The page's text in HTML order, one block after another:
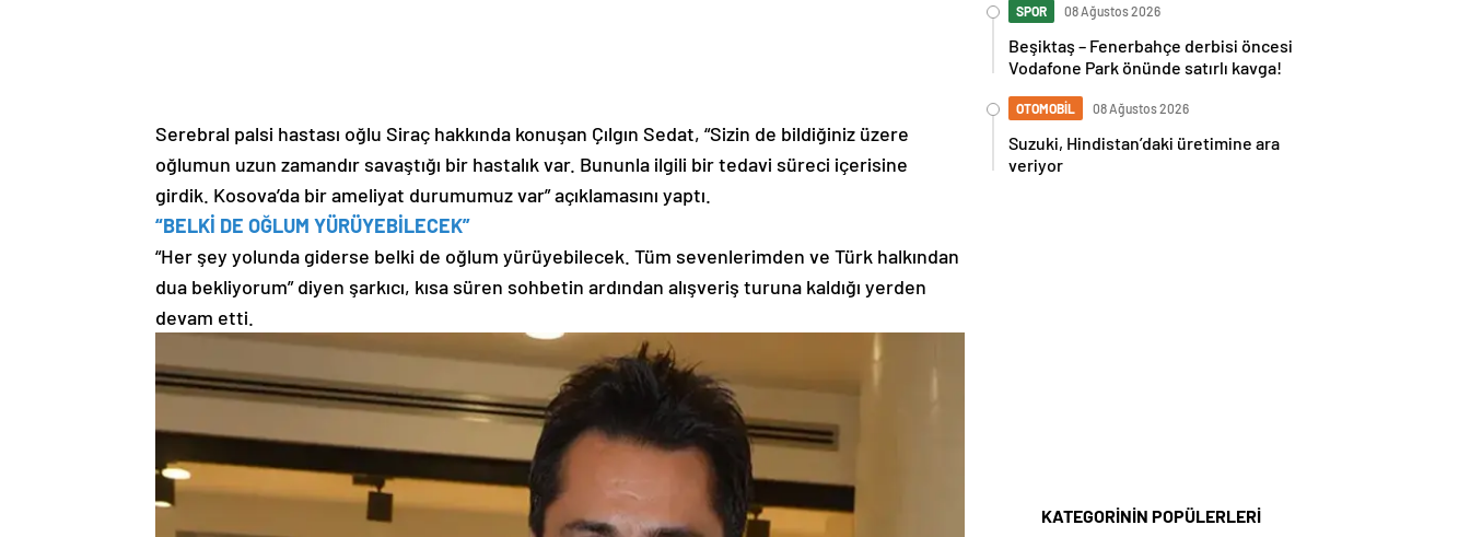
Serebral palsi hastası oğlu Siraç hakkında konuşan Çılgın Sedat, “Sizin de bildiğiniz üzere
oğlumun uzun zamandır savaştığı bir hastalık var. Bununla ilgili bir tedavi süreci içerisine
girdik. Kosova’da bir ameliyat durumumuz var” açıklamasını yaptı.
“BELKİ DE OĞLUM YÜRÜYEBİLECEK”
“Her şey yolunda giderse belki de oğlum yürüyebilecek. Tüm sevenlerimden ve Türk halkından
dua bekliyorum” diyen şarkıcı, kısa süren sohbetin ardından alışveriş turuna kaldığı yerden
devam etti.
SPOR 08 Ağustos 2026
Beşiktaş – Fenerbahçe derbisi öncesi
Vodafone Park önünde satırlı kavga!
OTOMOBİL 08 Ağustos 2026
Suzuki, Hindistan’daki üretimine ara
veriyor
KATEGORİNİN POPÜLERLERİ